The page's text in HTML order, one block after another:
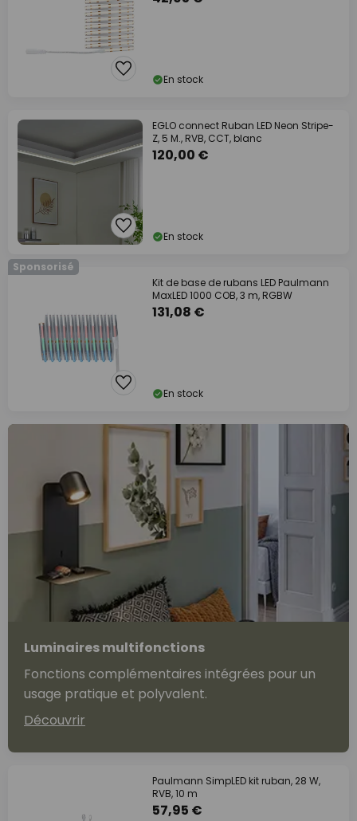
En stock
EGLO connect Ruban LED Neon Stripe-
Z, 5 M., RVB, CCT, blanc
120,00 €
En stock
Sponsorisé
Kit de base de rubans LED Paulmann
MaxLED 1000 COB, 3 m, RGBW
131,08 €
En stock
Luminaires multifonctions
Fonctions complémentaires intégrées pour un
usage pratique et polyvalent.
Découvrir
Paulmann SimpLED kit ruban, 28 W,
RVB, 10 m
57,95 €